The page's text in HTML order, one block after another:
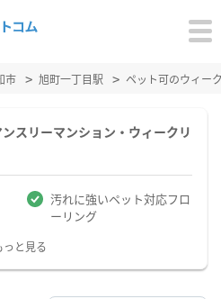
市 旭町一丁目駅 ペット可のウィー
スリーマンション・ウィークリ
汚れに強いペット対応フロ
ーリング
っと見る